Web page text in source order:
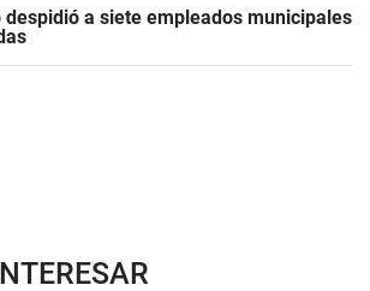
a siete empleados municipales